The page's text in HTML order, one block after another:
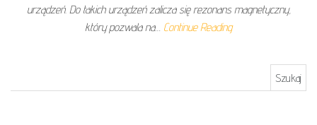
urządzeń. Do takich urządzeń zalicza się rezonans magnetyczny,
który pozwala na… Continue Reading